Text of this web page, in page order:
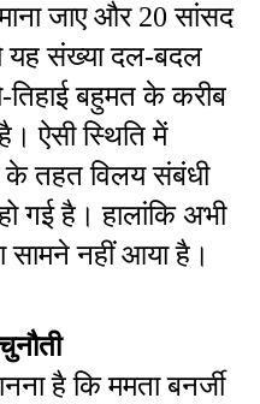
जाए और 20 सांसद
यह संख्या दल-बदल
तिहाई बहुमत के करीब
ऐसी स्थिति में
के तहत विलय संबंधी
गई है। हालांकि अभी
नहीं आया है।
है कि ममता बनर्जी